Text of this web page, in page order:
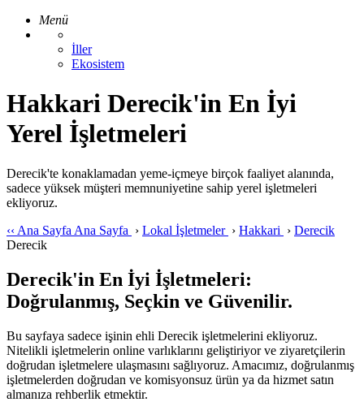
Menü
İller
Ekosistem
Hakkari Derecik'in En İyi
Yerel İşletmeleri
Derecik'te konaklamadan yeme-içmeye birçok faaliyet alanında,
sadece yüksek müşteri memnuniyetine sahip yerel işletmeleri
ekliyoruz.
‹‹ Ana Sayfa Ana Sayfa › Lokal İşletmeler › Hakkari › Derecik
Derecik
Derecik'in En İyi İşletmeleri:
Doğrulanmış, Seçkin ve Güvenilir.
Bu sayfaya sadece işinin ehli Derecik işletmelerini ekliyoruz.
Nitelikli işletmelerin online varlıklarını geliştiriyor ve ziyaretçilerin
doğrudan işletmelere ulaşmasını sağlıyoruz. Amacımız, doğrulanmış
işletmelerden doğrudan ve komisyonsuz ürün ya da hizmet satın
almanıza rehberlik etmektir.